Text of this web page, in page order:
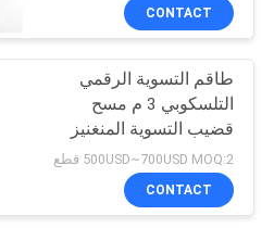
خريطة
الموقع
PRIVACY
POLICY
إجمالي منشور
المحطة
11
CONTACT
طاقم التسوية الرقمي
التلسكوبي 3 م مسح
قضيب التسوية المنغنيز
500USD~700USD MOQ:2 قطع
CONTACT